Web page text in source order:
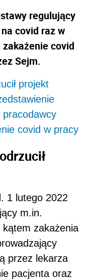
regulujący
covid raz w
covid
Sejm.
projekt
covid w pracy
1 lutego 2022
m.in.
zakażenia
przez lekarza
pacjenta oraz